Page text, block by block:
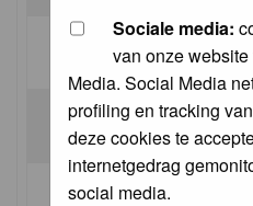
Sociale media:
van onze
Media. Social Media
profiling en tracking
deze cookies te
internetgedrag
social media.
Log me on automatically
I forgot my password